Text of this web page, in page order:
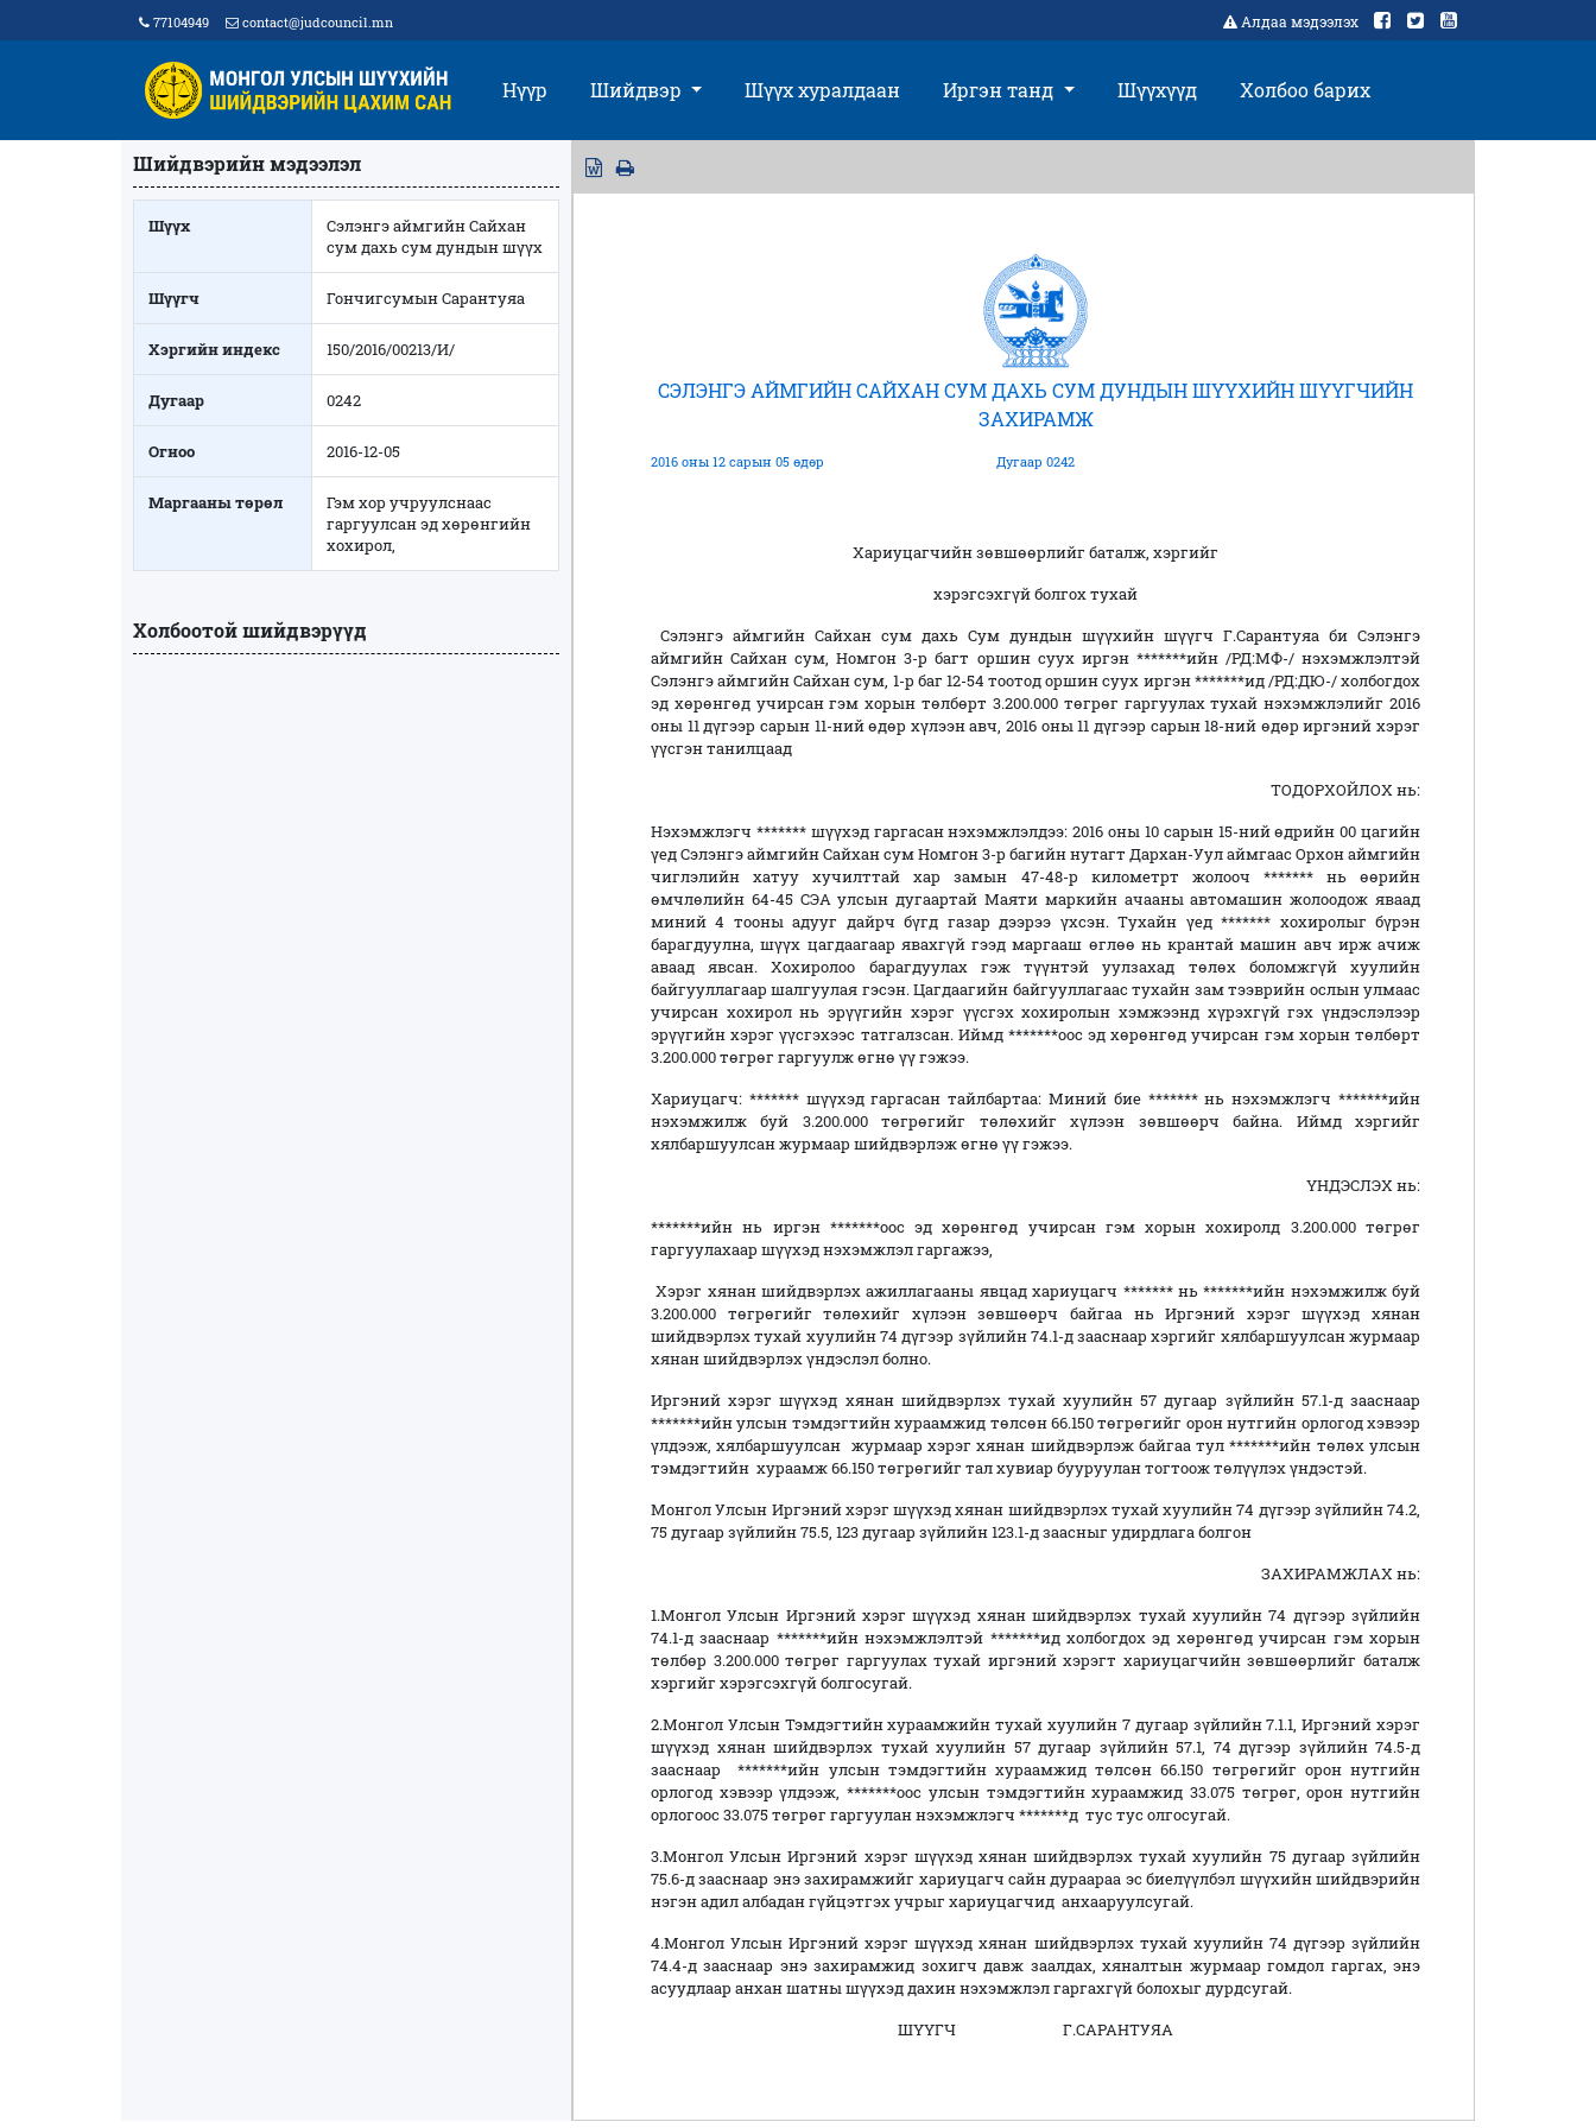
77104949 contact@judcouncil.mn Алдаа мэдээлэх
Нүүр Шийдвэр Шүүх хуралдаан Иргэн танд Шүүхүүд Холбоо барих
Шийдвэрийн мэдээлэл
Шүүх
Сэлэнгэ аймгийн Сайхан
сум дахь сум дундын шүүх
Шүүгч Гончигсумын Сарантуяа
Хэргийн индекс 150/2016/00213/И/
Дугаар 0242
Огноо 2016-12-05
Маргааны төрөл
Гэм хор учруулснаас
гаргуулсан эд хөрөнгийн
хохирол,
Холбоотой шийдвэрүүд
СЭЛЭНГЭ АЙМГИЙН САЙХАН СУМ ДАХЬ СУМ ДУНДЫН ШҮҮХИЙН ШҮҮГЧИЙН
ЗАХИРАМЖ
2016 оны 12 сарын 05 өдөр Дугаар 0242
Хариуцагчийн зөвшөөрлийг баталж, хэргийг
хэрэгсэхгүй болгох тухай
Сэлэнгэ аймгийн Сайхан сум дахь Сум дундын шүүхийн шүүгч Г.Сарантуяа би Сэлэнгэ
аймгийн Сайхан сум, Номгон 3-р багт оршин суух иргэн *******ийн /РД:МФ-/ нэхэмжлэлтэй
Сэлэнгэ аймгийн Сайхан сум, 1-р баг 12-54 тоотод оршин суух иргэн *******ид /РД:ДЮ-/ холбогдох
эд хөрөнгөд учирсан гэм хорын төлбөрт 3.200.000 төгрөг гаргуулах тухай нэхэмжлэлийг 2016
оны 11 дүгээр сарын 11-ний өдөр хүлээн авч, 2016 оны 11 дүгээр сарын 18-ний өдөр иргэний хэрэг
үүсгэн танилцаад
ТОДОРХОЙЛОХ нь:
Нэхэмжлэгч ******* шүүхэд гаргасан нэхэмжлэлдээ: 2016 оны 10 сарын 15-ний өдрийн 00 цагийн
үед Сэлэнгэ аймгийн Сайхан сум Номгон 3-р багийн нутагт Дархан-Уул аймгаас Орхон аймгийн
чиглэлийн хатуу хучилттай хар замын 47-48-р километрт жолооч ******* нь өөрийн
өмчлөлийн 64-45 СЭА улсын дугаартай Маяти маркийн ачааны автомашин жолоодож яваад
миний 4 тооны адууг дайрч бүгд газар дээрээ үхсэн. Тухайн үед ******* хохиролыг бүрэн
барагдуулна, шүүх цагдаагаар явахгүй гээд маргааш өглөө нь крантай машин авч ирж ачиж
аваад явсан. Хохиролоо барагдуулах гэж түүнтэй уулзахад төлөх боломжгүй хуулийн
байгууллагаар шалгуулая гэсэн. Цагдаагийн байгууллагаас тухайн зам тээврийн ослын улмаас
учирсан хохирол нь эрүүгийн хэрэг үүсгэх хохиролын хэмжээнд хүрэхгүй гэх үндэслэлээр
эрүүгийн хэрэг үүсгэхээс татгалзсан. Иймд *******оос эд хөрөнгөд учирсан гэм хорын төлбөрт
3.200.000 төгрөг гаргуулж өгнө үү гэжээ.
Хариуцагч: ******* шүүхэд гаргасан тайлбартаа: Миний бие ******* нь нэхэмжлэгч *******ийн
нэхэмжилж буй 3.200.000 төгрөгийг төлөхийг хүлээн зөвшөөрч байна. Иймд хэргийг
хялбаршуулсан журмаар шийдвэрлэж өгнө үү гэжээ.
ҮНДЭСЛЭХ нь:
*******ийн нь иргэн *******оос эд хөрөнгөд учирсан гэм хорын хохиролд 3.200.000 төгрөг
гаргуулахаар шүүхэд нэхэмжлэл гаргажээ,
Хэрэг хянан шийдвэрлэх ажиллагааны явцад хариуцагч ******* нь *******ийн нэхэмжилж буй
3.200.000 төгрөгийг төлөхийг хүлээн зөвшөөрч байгаа нь Иргэний хэрэг шүүхэд хянан
шийдвэрлэх тухай хуулийн 74 дүгээр зүйлийн 74.1-д зааснаар хэргийг хялбаршуулсан журмаар
хянан шийдвэрлэх үндэслэл болно.
Иргэний хэрэг шүүхэд хянан шийдвэрлэх тухай хуулийн 57 дугаар зүйлийн 57.1-д зааснаар
*******ийн улсын тэмдэгтийн хураамжид төлсөн 66.150 төгрөгийг орон нутгийн орлогод хэвээр
үлдээж, хялбаршуулсан журмаар хэрэг хянан шийдвэрлэж байгаа тул *******ийн төлөх улсын
тэмдэгтийн хураамж 66.150 төгрөгийг тал хувиар бууруулан тогтоож төлүүлэх үндэстэй.
Монгол Улсын Иргэний хэрэг шүүхэд хянан шийдвэрлэх тухай хуулийн 74 дүгээр зүйлийн 74.2,
75 дугаар зүйлийн 75.5, 123 дугаар зүйлийн 123.1-д заасныг удирдлага болгон
ЗАХИРАМЖЛАХ нь:
1.Монгол Улсын Иргэний хэрэг шүүхэд хянан шийдвэрлэх тухай хуулийн 74 дүгээр зүйлийн
74.1-д зааснаар *******ийн нэхэмжлэлтэй *******ид холбогдох эд хөрөнгөд учирсан гэм хорын
төлбөр 3.200.000 төгрөг гаргуулах тухай иргэний хэрэгт хариуцагчийн зөвшөөрлийг баталж
хэргийг хэрэгсэхгүй болгосугай.
2.Монгол Улсын Тэмдэгтийн хураамжийн тухай хуулийн 7 дугаар зүйлийн 7.1.1, Иргэний хэрэг
шүүхэд хянан шийдвэрлэх тухай хуулийн 57 дугаар зүйлийн 57.1, 74 дүгээр зүйлийн 74.5-д
зааснаар *******ийн улсын тэмдэгтийн хураамжид төлсөн 66.150 төгрөгийг орон нутгийн
орлогод хэвээр үлдээж, *******оос улсын тэмдэгтийн хураамжид 33.075 төгрөг, орон нутгийн
орлогоос 33.075 төгрөг гаргуулан нэхэмжлэгч *******д тус тус олгосугай.
3.Монгол Улсын Иргэний хэрэг шүүхэд хянан шийдвэрлэх тухай хуулийн 75 дугаар зүйлийн
75.6-д зааснаар энэ захирамжийг хариуцагч сайн дураараа эс биелүүлбэл шүүхийн шийдвэрийн
нэгэн адил албадан гүйцэтгэх учрыг хариуцагчид анхааруулсугай.
4.Монгол Улсын Иргэний хэрэг шүүхэд хянан шийдвэрлэх тухай хуулийн 74 дүгээр зүйлийн
74.4-д зааснаар энэ захирамжид зохигч давж заалдах, хяналтын журмаар гомдол гаргах, энэ
асуудлаар анхан шатны шүүхэд дахин нэхэмжлэл гаргахгүй болохыг дурдсугай.
ШҮҮГЧ Г.САРАНТУЯА